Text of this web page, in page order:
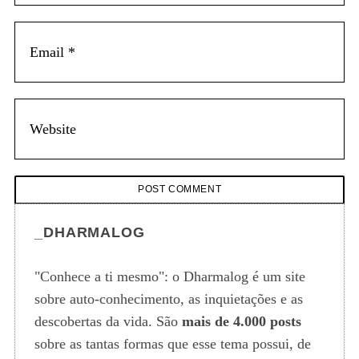
_DHARMALOG
"Conhece a ti mesmo": o Dharmalog é um site
sobre auto-conhecimento, as inquietações e as
descobertas da vida. São mais de 4.000 posts
sobre as tantas formas que esse tema possui, de